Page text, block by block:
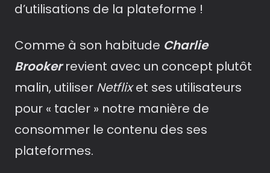
d’utilisations de la plateforme !
Comme à son habitude Charlie
Brookerrevient avec un concept plutôt
malin, utiliser Netflixet ses utilisateurs
pour « tacler » notre manière de
consommer le contenu des ses
plateformes.